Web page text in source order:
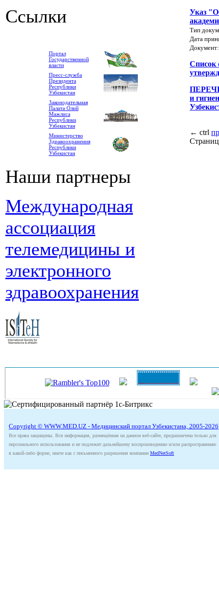
Ссылки
Портал
Государственной
власти
Пресс-служба
Президента
Республики
Узбекистан
Законодательная
Палата Олий
Мажлиса
Республики
Узбекистан
Министерство
Здравоохранения
Республики
Узбекистан
Наши партнеры
Международная
ассоциация
телемедицины и
электронного
здравоохранения
Указ
Тип
Дата
Список
и
← ctrl
Copyright © WWW.MED.UZ - Медицинский портал Узбекистана, 2005-2026
Все права защищены. Вся информация, размещённая на данном веб-сайте, предназначена только для
персонального использования и не подлежит дальнейшему воспроизведению и/или распространению
в какой-либо форме, иначе как с письменного разрешения компании MedNetSoft